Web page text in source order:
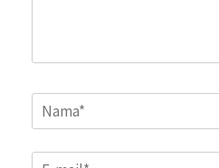
Name*
Email*